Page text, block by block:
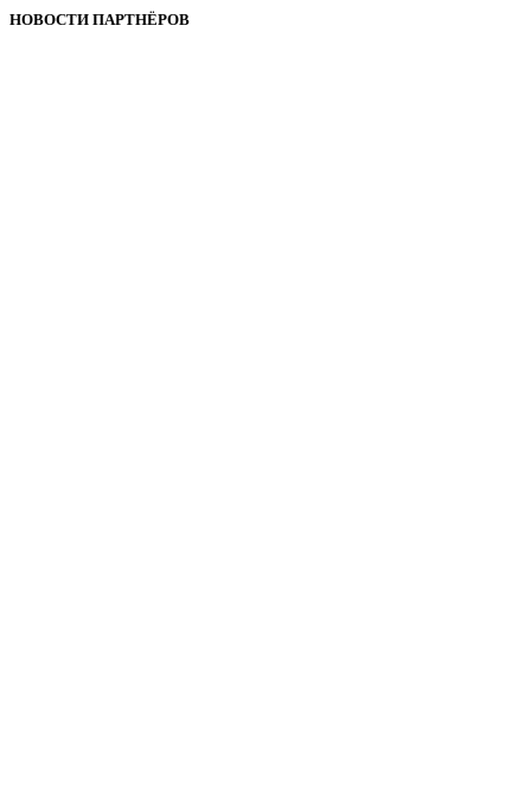
НОВОСТИ ПАРТНЁРОВ